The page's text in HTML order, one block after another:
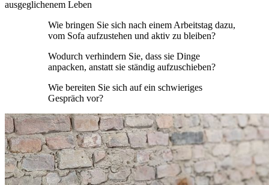
ausgeglichenem Leben
Wie bringen Sie sich nach einem Arbeitstag dazu,
vom Sofa aufzustehen und aktiv zu bleiben?
Wodurch verhindern Sie, dass sie Dinge
anpacken, anstatt sie ständig aufzuschieben?
Wie bereiten Sie sich auf ein schwieriges
Gespräch vor?